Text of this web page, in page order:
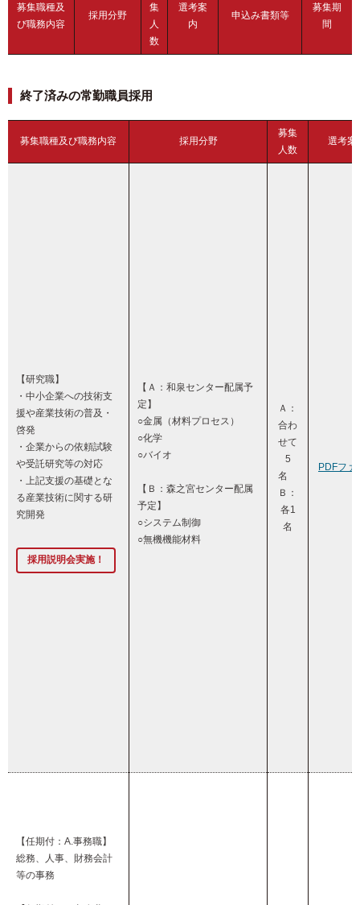
募集職種及
び職務内容
採用分野
集
人
数
選考案
内
申込み書類等
募集期
間
終了済みの常勤職員採用
募集職種及び職務内容 採用分野
募集
人数
選考案
【研究職】
・中小企業への技術支
援や産業技術の普及・
啓発
・企業からの依頼試験
や受託研究等の対応
・上記支援の基礎とな
る産業技術に関する研
究開発
採用説明会実施！
【Ａ：和泉センター配属予
定】
○金属（材料プロセス）
○化学
○バイオ
【Ｂ：森之宮センター配属
予定】
○システム制御
○無機機能材料
Ａ：
合わ
せて
5
名
Ｂ：
各1
名
PDFファ
【任期付：A.事務職】
総務、人事、財務会計
等の事務